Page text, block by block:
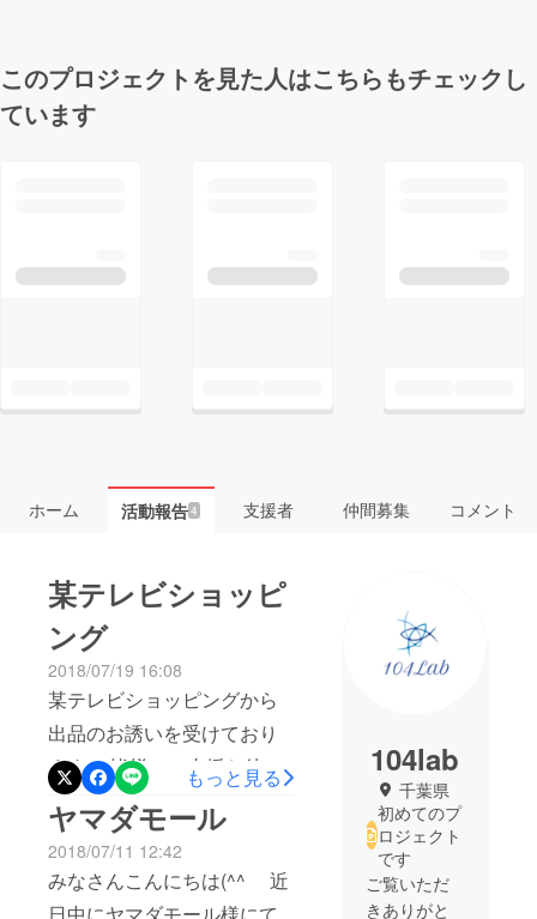
このプロジェクトを見た人はこちらもチェックし
ています
ホーム 活動報告4 支援者 仲間募集 コメント
某テレビショッピ
ング
2018/07/19 16:08
某テレビショッピングから
出品のお誘いを受けており
ます。 皆様のご支援お待ち
しています。 よろしくお願
い致します。
もっと見る
ヤマダモール
2018/07/11 12:42
みなさんこんにちは(^^ゞ 近
日中にヤマダモール様にて
104lab
千葉県
初めてのプ
ロジェクト
です
ご覧いただ
きありがと